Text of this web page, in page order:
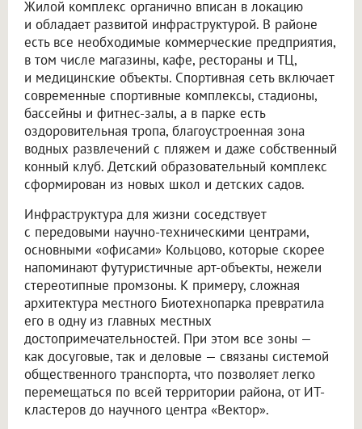
Жилой комплекс органично вписан в локацию
и обладает развитой инфраструктурой. В районе
есть все необходимые коммерческие предприятия,
в том числе магазины, кафе, рестораны и ТЦ,
и медицинские объекты. Спортивная сеть включает
современные спортивные комплексы, стадионы,
бассейны и фитнес-залы, а в парке есть
оздоровительная тропа, благоустроенная зона
водных развлечений с пляжем и даже собственный
конный клуб. Детский образовательный комплекс
сформирован из новых школ и детских садов.
Инфраструктура для жизни соседствует
с передовыми научно-техническими центрами,
основными «офисами» Кольцово, которые скорее
напоминают футуристичные арт-объекты, нежели
стереотипные промзоны. К примеру, сложная
архитектура местного Биотехнопарка превратила
его в одну из главных местных
достопримечательностей. При этом все зоны —
как досуговые, так и деловые — связаны системой
общественного транспорта, что позволяет легко
перемещаться по всей территории района, от ИТ-
кластеров до научного центра «Вектор».